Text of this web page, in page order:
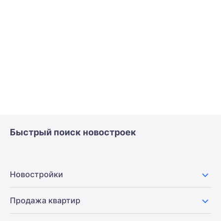
Быстрый поиск новостроек
Новостройки
Продажа квартир